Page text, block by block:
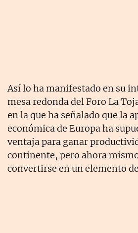
Así lo ha manifestado en su
mesa redonda del Foro La
en la que ha señalado que la
económica de Europa ha
ventaja para ganar
continente, pero ahora
convertirse en un elemento